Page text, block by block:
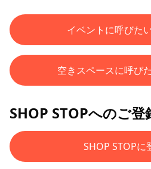
イベントに呼びた
空きスペースに呼び
SHOP STOPへのご登
SHOP STOPに